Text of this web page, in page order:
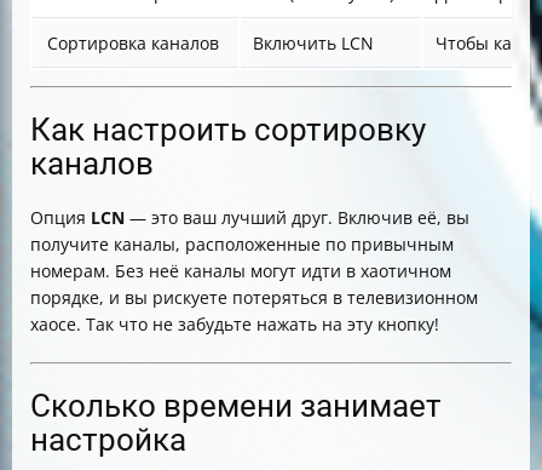
Сортировка каналов Включить LCN Чтобы
Как настроить сортировку
каналов
Опция LCN — это ваш лучший друг. Включив её, вы
получите каналы, расположенные по привычным
номерам. Без неё каналы могут идти в хаотичном
порядке, и вы рискуете потеряться в телевизионном
хаосе. Так что не забудьте нажать на эту кнопку!
Сколько времени занимает
настройка